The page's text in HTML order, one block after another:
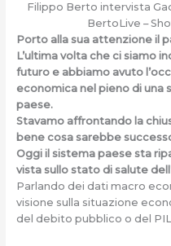
Filippo Berto intervista
BertoLive –
Porto alla sua attenzione il
L’ultima volta che ci siamo
futuro e abbiamo avuto
economica nel pieno di una
paese.
Stavamo affrontando la
bene cosa sarebbe
Oggi il sistema paese sta
vista sullo stato di salute
Parlando dei dati macro
visione sulla situazione
del debito pubblico o del